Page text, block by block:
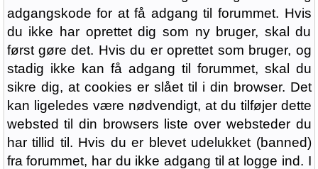
adgangskode for at få adgang til forummet. Hvis
du ikke har oprettet dig som ny bruger, skal du
først gøre det. Hvis du er oprettet som bruger, og
stadig ikke kan få adgang til forummet, skal du
sikre dig, at cookies er slået til i din browser. Det
kan ligeledes være nødvendigt, at du tilføjer dette
websted til din browsers liste over websteder du
har tillid til. Hvis du er blevet udelukket (banned)
fra forummet, har du ikke adgang til at logge ind. I